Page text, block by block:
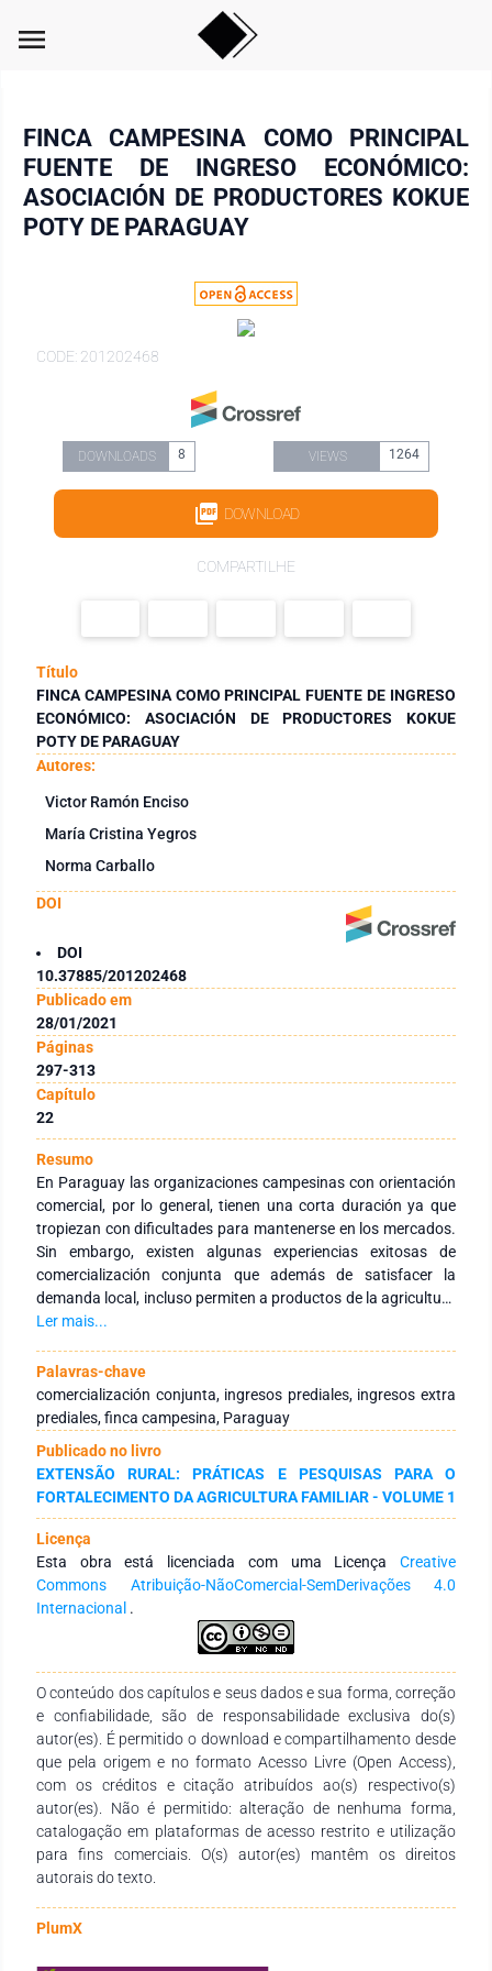
menu
FINCA CAMPESINA COMO PRINCIPAL
FUENTE DE INGRESO ECONÓMICO:
ASOCIACIÓN DE PRODUCTORES KOKUE
POTY DE PARAGUAY
CODE: 201202468
DOWNLOADS 8 VIEWS 1264
DOWNLOAD
COMPARTILHE
Título
FINCA CAMPESINA COMO PRINCIPAL FUENTE DE INGRESO
ECONÓMICO: ASOCIACIÓN DE PRODUCTORES KOKUE
POTY DE PARAGUAY
Autores:
Victor Ramón Enciso
María Cristina Yegros
Norma Carballo
DOI
DOI
10.37885/201202468
Publicado em
28/01/2021
Páginas
297-313
Capítulo
22
Resumo
En Paraguay las organizaciones campesinas con orientación
comercial, por lo general, tienen una corta duración ya que
tropiezan con dificultades para mantenerse en los mercados.
Sin embargo, existen algunas experiencias exitosas de
comercialización conjunta que además de satisfacer la
demanda local, incluso permiten a productos de la agricultura
familiar campesina acceder a mercados internacionales.
el título) en la principal y la única fuente de ingreso. Uno de
estos casos exitosos es el de la Asociación de Productores
Kokue Poty, ubicada en el Departamento de San pedro, en el
norte del Paraguay. La misma fue creada en 1996 y agrupa a
29 familias. El trabajo consistió en obtener informaciones
sobre ingresos tales como prediales, extra prediales, por
autoconsumo, además de costos y gastos incurridos por los
asociados. Se aplicó estadística descriptiva para analizar las
variables. El trabajo obtuvo como resultado, que la principal
fuente de ingreso de los asociados fue la originada por la
comercialización de productos de la finca campesina. La
mayor parte de las familias igualmente reciben ingresos extra
prediales, pero su peso relativo en el ingreso total es bajo.
estudio, generando incluso excedentes que pudieran ser
destinados al ahorro, algo no muy frecuente en este estrato
de la agricultura paraguaya.
Ler mais...
Palavras-chave
comercialización conjunta, ingresos prediales, ingresos extra
prediales, finca campesina, Paraguay
Publicado no livro
EXTENSÃO RURAL: PRÁTICAS E PESQUISAS PARA O
FORTALECIMENTO DA AGRICULTURA FAMILIAR - VOLUME 1
Licença
Esta obra está licenciada com uma Licença Creative
Commons Atribuição-NãoComercial-SemDerivações 4.0
Internacional .
O conteúdo dos capítulos e seus dados e sua forma, correção
e confiabilidade, são de responsabilidade exclusiva do(s)
autor(es). É permitido o download e compartilhamento desde
que pela origem e no formato Acesso Livre (Open Access),
com os créditos e citação atribuídos ao(s) respectivo(s)
autor(es). Não é permitido: alteração de nenhuma forma,
catalogação em plataformas de acesso restrito e utilização
para fins comerciais. O(s) autor(es) mantêm os direitos
autorais do texto.
PlumX